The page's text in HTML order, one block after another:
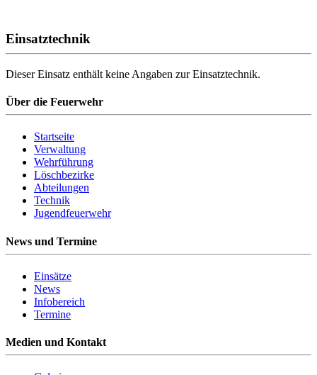
Einsatztechnik
Dieser Einsatz enthält keine Angaben zur Einsatztechnik.
Über die Feuerwehr
Startseite
Verwaltung
Wehrführung
Löschbezirke
Abteilungen
Technik
Jugendfeuerwehr
News und Termine
Einsätze
News
Infobereich
Termine
Medien und Kontakt